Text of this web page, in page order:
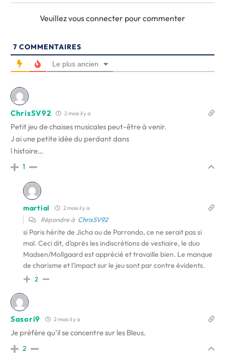
Veuillez vous connecter pour commenter
7 COMMENTAIRES
Le plus ancien
ChrisSV92 2 mois il y a
Petit jeu de chaises musicales peut-être à venir.
J ai une petite idée du perdant dans
l histoire…
1
martial 2 mois il y a
Répondre à ChrisSV92
si Paris hérite de Jicha ou de Parrondo, ce ne serait pas si
mal. Ceci dit, d’après les indiscrétions de vestiaire, le duo
Madsen/Mollgaard est apprécié et travaille bien. Le manque
de charisme et l’impact sur le jeu sont par contre évidents.
2
Sasori9 2 mois il y a
Je préfère qu’il se concentre sur les Bleus.
2